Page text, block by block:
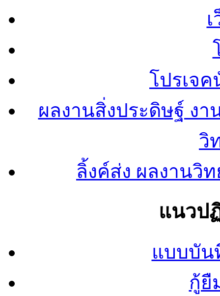
โปรเจ
ผลงานสิ่งประดิษฐ์ งา
วิ
ลิ้งค์ส่ง ผลงานวิ
แนวป
แบบบัน
กู้ยื